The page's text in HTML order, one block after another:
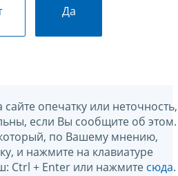
Да
опечатку или неточность,
если Вы сообщите об этом.
который, по Вашему мнению,
и нажмите на клавиатуре
Ctrl + Enter или нажмите сюда.